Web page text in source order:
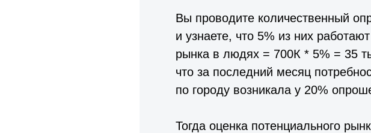
Вы проводите количественный
и узнаете, что 5% из них
рынка в людях = 700К * 5% = 35
что за последний месяц
по городу возникала у 20%
Тогда оценка потенциального